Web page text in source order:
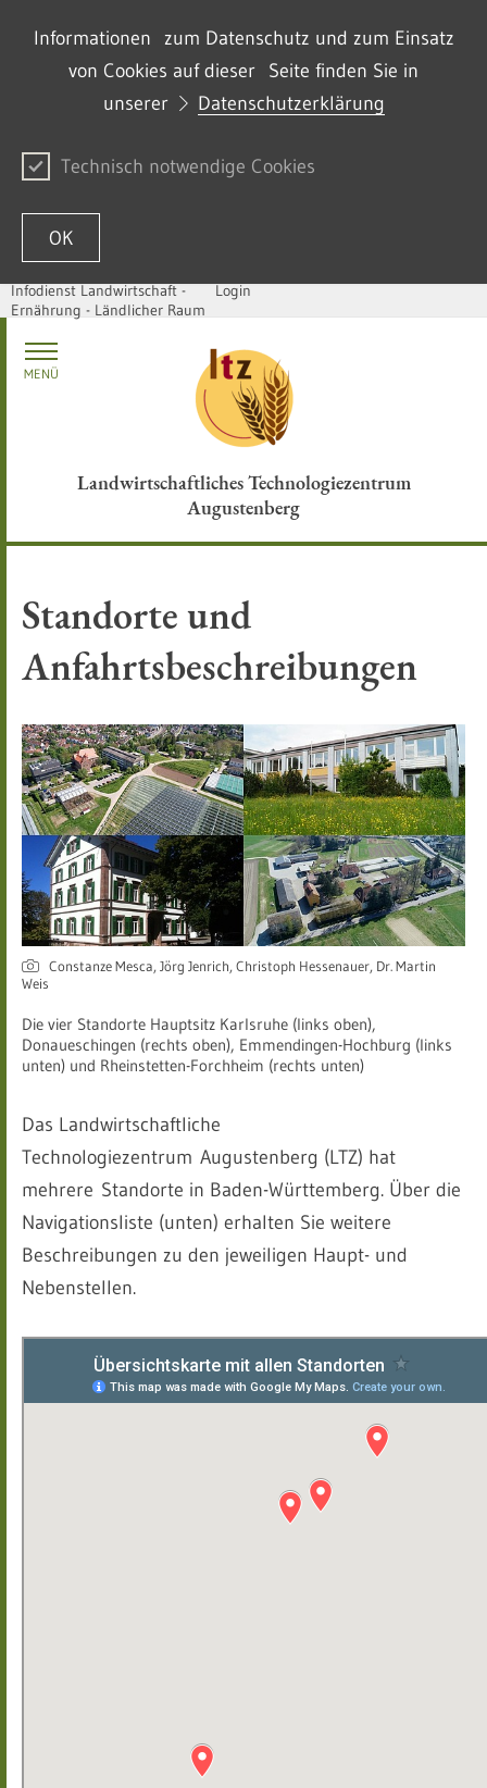
Informationen zum Datenschutz und zum Einsatz
von Cookies auf dieser Seite finden Sie in
unserer
Datenschutzerklärung
Technisch notwendige Cookies
OK
Zum Inhalt springen
Infodienst Landwirtschaft -
Ernährung - Ländlicher Raum
Login
Landwirtschaftliches Technologiezentrum
Augustenberg
MENÜ
Standorte und
Anfahrtsbeschreibungen
Constanze Mesca, Jörg Jenrich, Christoph Hessenauer, Dr. Martin
Weis
Die vier Standorte Hauptsitz Karlsruhe (links oben),
Donaueschingen (rechts oben), Emmendingen-Hochburg (links
unten) und Rheinstetten-Forchheim (rechts unten)
Das Landwirtschaftliche
Technologiezentrum Augustenberg (LTZ) hat
mehrere Standorte in Baden-Württemberg. Über die
Navigationsliste (unten) erhalten Sie weitere
Beschreibungen zu den jeweiligen Haupt- und
Nebenstellen.